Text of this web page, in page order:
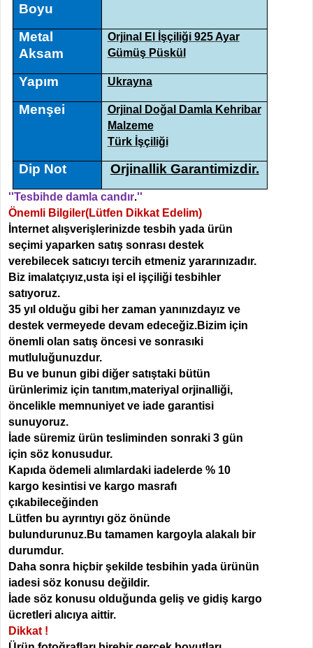
Boyu
Metal
Aksam
Orjinal El İşçiliği 925 Ayar
Gümüş Püskül
Yapım Ukrayna
Menşei
Orjinal Doğal Damla Kehribar
Malzeme
Türk İşçiliği
Dip Not Orjinallik Garantimizdir.
''Tesbihde damla candır.''
Önemli Bilgiler(Lütfen Dikkat Edelim)
İnternet alışverişlerinizde tesbih yada ürün
seçimi yaparken satış sonrası destek
verebilecek satıcıyı tercih etmeniz yararınızadır.
Biz imalatçıyız,usta işi el işçiliği tesbihler
satıyoruz.
35 yıl olduğu gibi her zaman yanınızdayız ve
destek vermeyede devam edeceğiz.Bizim için
önemli olan satış öncesi ve sonrasıki
mutluluğunuzdur.
Bu ve bunun gibi diğer satıştaki bütün
ürünlerimiz için tanıtım,materiyal orjinalliği,
öncelikle memnuniyet ve iade garantisi
sunuyoruz.
İade süremiz ürün tesliminden sonraki 3 gün
için söz konusudur.
Kapıda ödemeli alımlardaki iadelerde % 10
kargo kesintisi ve kargo masrafı
çıkabileceğinden
Lütfen bu ayrıntıyı göz önünde
bulundurunuz.Bu tamamen kargoyla alakalı bir
durumdur.
Daha sonra hiçbir şekilde tesbihin yada ürünün
iadesi söz konusu değildir.
İade söz konusu olduğunda geliş ve gidiş kargo
ücretleri alıcıya aittir.
Dikkat !